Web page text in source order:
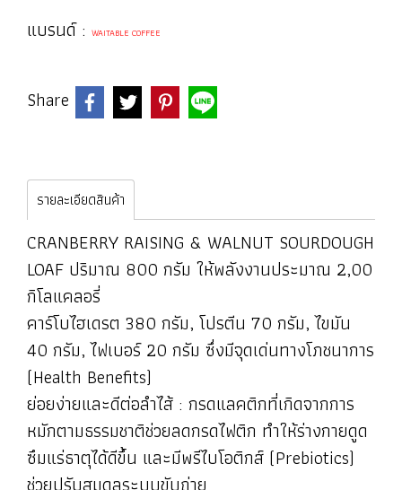
แบรนด์ : WAITABLE COFFEE
Share
รายละเอียดสินค้า
CRANBERRY RAISING & WALNUT SOURDOUGH
LOAF ปริมาณ 800 กรัม ให้พลังงานประมาณ 2,00
กิโลแคลอรี่
คาร์โบไฮเดรต 380 กรัม, โปรตีน 70 กรัม, ไขมัน
40 กรัม, ไฟเบอร์ 20 กรัม ซึ่งมีจุดเด่นทางโภชนาการ
(Health Benefits)
ย่อยง่ายและดีต่อลำไส้ : กรดแลคติกที่เกิดจากการ
หมักตามธรรมชาติช่วยลดกรดไฟติก ทำให้ร่างกายดูด
ซึมแร่ธาตุได้ดีขึ้น และมีพรีไบโอติกส์ (Prebiotics)